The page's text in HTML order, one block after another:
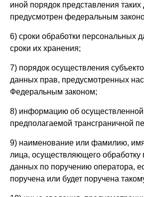
иной порядок представления
предусмотрен федеральным
6) сроки обработки персональных
сроки их хранения;
7) порядок осуществления
данных прав, предусмотренных
Федеральным законом;
8) информацию об
предполагаемой трансграничной
9) наименование или фамилию,
лица, осуществляющего обработку
данных по поручению оператора,
поручена или будет поручена